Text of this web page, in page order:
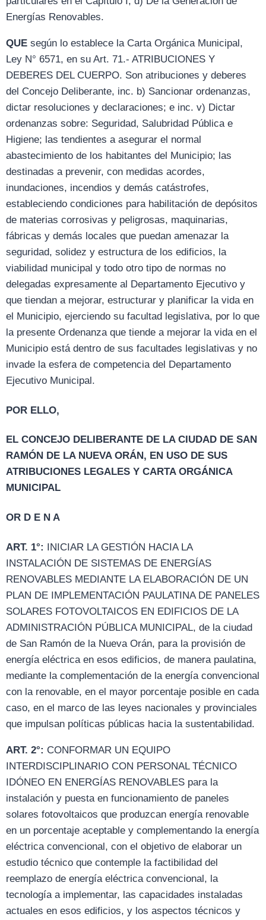
Energías Renovables.
QUE según lo establece la Carta Orgánica Municipal,
Ley N° 6571, en su Art. 71.- ATRIBUCIONES Y
DEBERES DEL CUERPO. Son atribuciones y deberes
del Concejo Deliberante, inc. b) Sancionar ordenanzas,
dictar resoluciones y declaraciones; e inc. v) Dictar
ordenanzas sobre: Seguridad, Salubridad Pública e
Higiene; las tendientes a asegurar el normal
abastecimiento de los habitantes del Municipio; las
destinadas a prevenir, con medidas acordes,
inundaciones, incendios y demás catástrofes,
estableciendo condiciones para habilitación de depósitos
de materias corrosivas y peligrosas, maquinarias,
fábricas y demás locales que puedan amenazar la
seguridad, solidez y estructura de los edificios, la
viabilidad municipal y todo otro tipo de normas no
delegadas expresamente al Departamento Ejecutivo y
que tiendan a mejorar, estructurar y planificar la vida en
el Municipio, ejerciendo su facultad legislativa, por lo que
la presente Ordenanza que tiende a mejorar la vida en el
Municipio está dentro de sus facultades legislativas y no
invade la esfera de competencia del Departamento
Ejecutivo Municipal.
POR ELLO,
EL CONCEJO DELIBERANTE DE LA CIUDAD DE SAN
RAMÓN DE LA NUEVA ORÁN, EN USO DE SUS
ATRIBUCIONES LEGALES Y CARTA ORGÁNICA
MUNICIPAL
OR D E N A
ART. 1°: INICIAR LA GESTIÓN HACIA LA
INSTALACIÓN DE SISTEMAS DE ENERGÍAS
RENOVABLES MEDIANTE LA ELABORACIÓN DE UN
PLAN DE IMPLEMENTACIÓN PAULATINA DE PANELES
SOLARES FOTOVOLTAICOS EN EDIFICIOS DE LA
ADMINISTRACIÓN PÚBLICA MUNICIPAL, de la ciudad
de San Ramón de la Nueva Orán, para la provisión de
energía eléctrica en esos edificios, de manera paulatina,
mediante la complementación de la energía convencional
con la renovable, en el mayor porcentaje posible en cada
caso, en el marco de las leyes nacionales y provinciales
que impulsan políticas públicas hacia la sustentabilidad.
ART. 2°: CONFORMAR UN EQUIPO
INTERDISCIPLINARIO CON PERSONAL TÉCNICO
IDÓNEO EN ENERGÍAS RENOVABLES para la
instalación y puesta en funcionamiento de paneles
solares fotovoltaicos que produzcan energía renovable
en un porcentaje aceptable y complementando la energía
eléctrica convencional, con el objetivo de elaborar un
estudio técnico que contemple la factibilidad del
reemplazo de energía eléctrica convencional, la
tecnología a implementar, las capacidades instaladas
actuales en esos edificios, y los aspectos técnicos y